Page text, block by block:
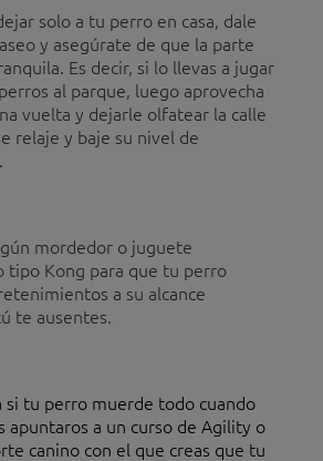
solo a tu perro en casa, dale
y asegúrate de que la parte
Es decir, si lo llevas a jugar
al parque, luego aprovecha
vuelta y dejarle olfatear la calle
relaje y baje su nivel de
mordedor o juguete
tipo Kong para que tu perro
a su alcance
te ausentes.
si tu perro muerde todo cuando
apuntaros a un curso de Agility o
canino con el que creas que tu